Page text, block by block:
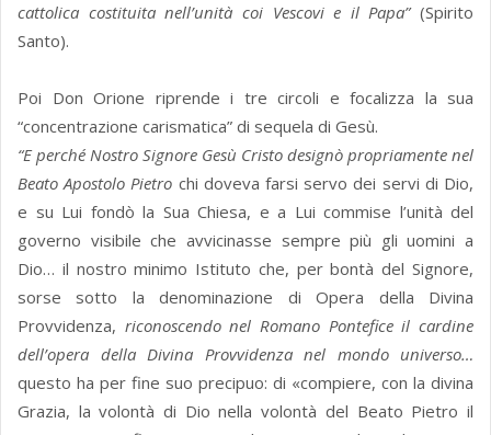
cattolica costituita nell’unità coi Vescovi e il Papa” (Spirito
Santo).
Poi Don Orione riprende i tre circoli e focalizza la sua
“concentrazione carismatica” di sequela di Gesù.
“E perché Nostro Signore Gesù Cristo designò propriamente nel
Beato Apostolo Pietro chi doveva farsi servo dei servi di Dio,
e su Lui fondò la Sua Chiesa, e a Lui commise l’unità del
governo visibile che avvicinasse sempre più gli uomini a
Dio… il nostro minimo Istituto che, per bontà del Signore,
sorse sotto la denominazione di Opera della Divina
Provvidenza, riconoscendo nel Romano Pontefice il cardine
dell’opera della Divina Provvidenza nel mondo universo…
questo ha per fine suo precipuo: di «compiere, con la divina
Grazia, la volontà di Dio nella volontà del Beato Pietro il